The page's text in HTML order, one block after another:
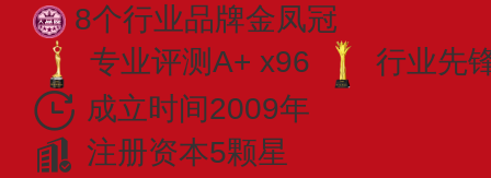
8个行业品牌金凤冠
专业评测A+ x96
行业先
成立时间2009年
注册资本5颗星